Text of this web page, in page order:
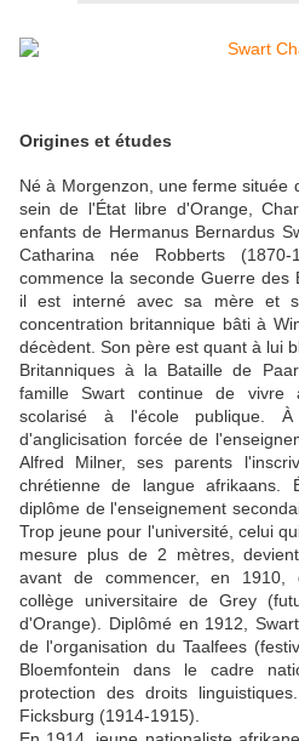
Origines et études
Né à Morgenzon, une ferme située
sein de l'État libre d'Orange,
enfants de Hermanus Bernardus
Catharina née Robberts
commence la seconde Guerre des
il est interné avec sa mère et
concentration britannique bâti à
décèdent. Son père est quant à lui
Britanniques à la Bataille de
famille Swart continue de
scolarisé à l'école publique.
d'anglicisation forcée de
Alfred Milner, ses parents
chrétienne de langue afrikaans.
diplôme de l'enseignement
Trop jeune pour l'université, celui
mesure plus de 2 mètres,
avant de commencer, en 1910,
collège universitaire de Grey
d'Orange). Diplômé en 1912,
de l'organisation du Taalfees
Bloemfontein dans le cadre
protection des droits
Ficksburg (1914-1915).